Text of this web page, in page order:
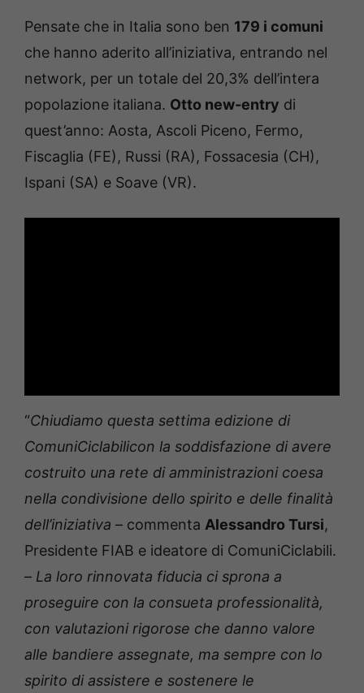
Pensate che in Italia sono ben 179 i comuni
che hanno aderito all’iniziativa, entrando nel
network, per un totale del 20,3% dell’intera
popolazione italiana. Otto new-entry di
quest’anno: Aosta, Ascoli Piceno, Fermo,
Fiscaglia (FE), Russi (RA), Fossacesia (CH),
Ispani (SA) e Soave (VR).
“Chiudiamo questa settima edizione di
ComuniCiclabilicon la soddisfazione di avere
costruito una rete di amministrazioni coesa
nella condivisione dello spirito e delle finalità
dell’iniziativa – commenta Alessandro Tursi,
Presidente FIAB e ideatore di ComuniCiclabili.
– La loro rinnovata fiducia ci sprona a
proseguire con la consueta professionalità,
con valutazioni rigorose che danno valore
alle bandiere assegnate, ma sempre con lo
spirito di assistere e sostenere le